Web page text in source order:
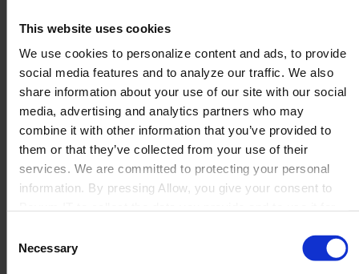
This website uses cookies
We use cookies to personalize content and ads, to provide
social media features and to analyze our traffic. We also
share information about your use of our site with our social
media, advertising and analytics partners who may
combine it with other information that you’ve provided to
them or that they’ve collected from your use of their
services. We are committed to protecting your personal
information. By pressing Allow, you give your consent to
withdraw your consent at any time
Selection
Necessary